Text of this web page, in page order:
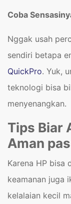
Coba
Nggak usah
sendiri betapa
QuickPro. Yuk,
teknologi bisa
menyenangkan.
Tips Biar
Aman
Karena HP bisa
keamanan juga
kelalaian kecil